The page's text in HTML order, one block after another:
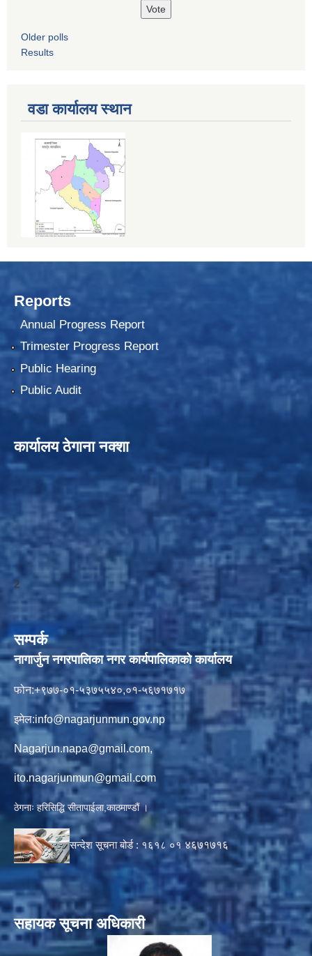
Older polls
Results
वडा कार्यालय स्थान
Reports
Annual Progress Report
Trimester Progress Report
Public Hearing
Public Audit
कार्यालय ठेगाना नक्शा
2
सम्पर्क
नागार्जुन नगरपालिका नगर कार्यपालिकाको कार्यालय
फोन:+९७७-०१-५३७५५४०,०१-५६७१७१७
इमेल:info@nagarjunmun.gov.np
Nagarjun.napa@gmail.com,
ito.nagarjunmun@gmail.com
ठेगनाः हरिसिद्धि सीतापाईला,काठमाण्डौं ।
सन्देश सूचना बोर्ड : १६१८ ०१४६७१७१६
सहायक सूचना अधिकारी